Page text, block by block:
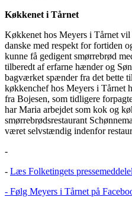
Køkkenet i Tårnet
Køkkenet hos Meyers i Tårnet
danske med respekt for fortiden
kunne få gedigent smørrebrød
tilberedt af erfarne hænder og
bagværket spænder fra det bette
køkkenchef hos Meyers i Tårnet
fra Bojesen, som tidligere
har Maria arbejdet som kok og
smørrebrødsrestaurant
været selvstændig indenfor
-
- Læs Folketingets
- Følg Meyers i Tårnet på